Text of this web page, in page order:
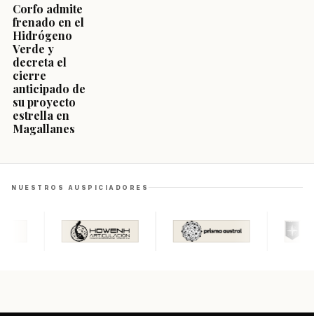
Corfo admite
frenado en el
Hidrógeno
Verde y
decreta el
cierre
anticipado de
su proyecto
estrella en
Magallanes
NUESTROS AUSPICIADORES